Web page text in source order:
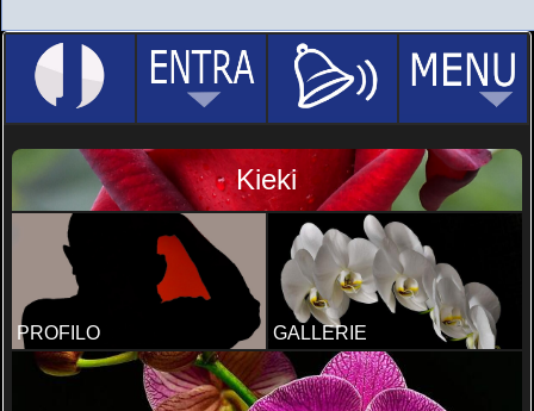
Kieki
PROFILO GALLERIE